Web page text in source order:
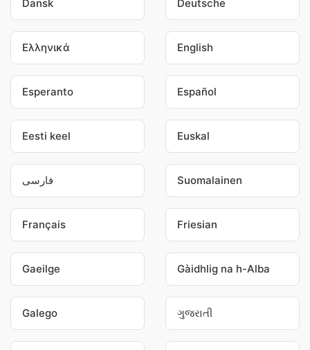
Dansk Deutsche
Ελληνικά English
Esperanto Español
Eesti keel Euskal
فارسی Suomalainen
Français Friesian
Gaeilge Gàidhlig na h-Alba
Galego ગુજરાતી